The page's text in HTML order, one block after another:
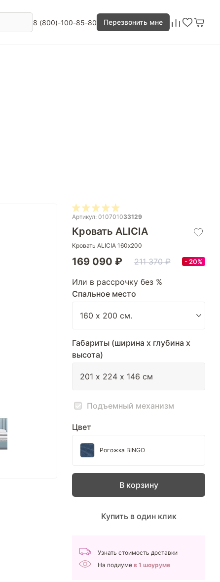
8 (800)-100-85-80 Перезвонить мне
Артикул: 010701033129
Кровать ALICIA
Кровать ALICIA 160х200
169 090 ₽ 211 370 ₽ 20%
Или в рассрочку без %
Спальное место
Габариты (ширина х глубина х
высота)
Подъемный механизм
Цвет
Рогожка BINGO
В корзину
Купить в один клик
Узнать стоимость доставки
На подиуме в 1 шоуруме